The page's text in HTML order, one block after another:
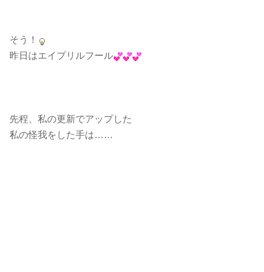
そう！
昨日はエイプリルフール
先程、私の更新でアップした
私の怪我をした手は……